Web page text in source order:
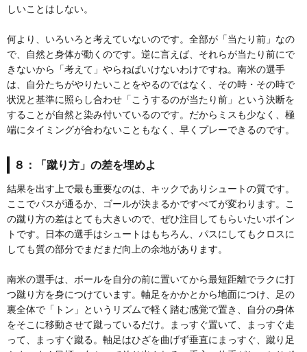
しいことはしない。
何より、いろいろと考えていないのです。全部が「当たり前」なの
で、自然と身体が動くのです。逆に言えば、それらが当たり前にで
きないから「考えて」やらねばいけないわけですね。南米の選手
は、自分たちがやりたいことをやるのではなく、その時・その時で
状況と基準に照らし合わせ「こうするのが当たり前」という決断を
することが自然と染み付いているのです。だからミスも少なく、極
端にタイミングが合わないこともなく、早くプレーできるのです。
８：「蹴り方」の差を埋めよ
結果を出す上で最も重要なのは、キックでありシュートの質です。
ここでパスが通るか、ゴールが決まるかですべてが変わります。こ
の蹴り方の差はとても大きいので、ぜひ注目してもらいたいポイン
トです。日本の選手はシュートはもちろん、パスにしてもクロスに
しても質の部分でまだまだ向上の余地があります。
南米の選手は、ボールを自分の前に置いてから最短距離でラクに打
つ蹴り方を身につけています。軸足をかかとから地面につけ、足の
裏全体で「トン」というリズムで軽く踏む感覚で置き、自分の身体
をそこに移動させて蹴っているだけ。まっすぐ置いて、まっすぐ走
って、まっすぐ蹴る。軸足はひざを曲げず垂直にまっすぐ、蹴り足